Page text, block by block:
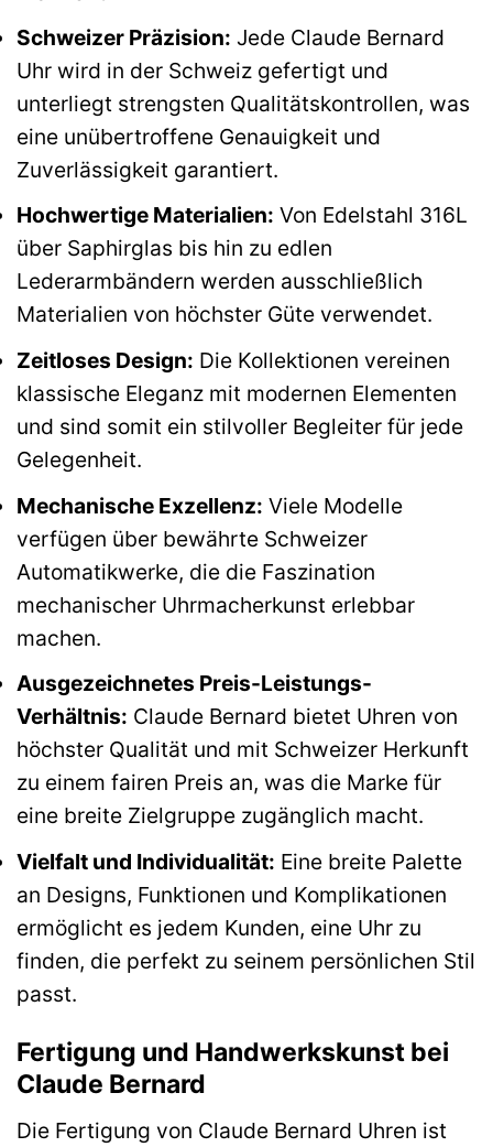
Schweizer Präzision: Jede Claude Bernard
Uhr wird in der Schweiz gefertigt und
unterliegt strengsten Qualitätskontrollen, was
eine unübertroffene Genauigkeit und
Zuverlässigkeit garantiert.
Hochwertige Materialien: Von Edelstahl 316L
über Saphirglas bis hin zu edlen
Lederarmbändern werden ausschließlich
Materialien von höchster Güte verwendet.
Zeitloses Design: Die Kollektionen vereinen
klassische Eleganz mit modernen Elementen
und sind somit ein stilvoller Begleiter für jede
Gelegenheit.
Mechanische Exzellenz: Viele Modelle
verfügen über bewährte Schweizer
Automatikwerke, die die Faszination
mechanischer Uhrmacherkunst erlebbar
machen.
Ausgezeichnetes Preis-Leistungs-
Verhältnis: Claude Bernard bietet Uhren von
höchster Qualität und mit Schweizer Herkunft
zu einem fairen Preis an, was die Marke für
eine breite Zielgruppe zugänglich macht.
Vielfalt und Individualität: Eine breite Palette
an Designs, Funktionen und Komplikationen
ermöglicht es jedem Kunden, eine Uhr zu
finden, die perfekt zu seinem persönlichen Stil
passt.
Fertigung und Handwerkskunst bei
Claude Bernard
Die Fertigung von Claude Bernard Uhren ist